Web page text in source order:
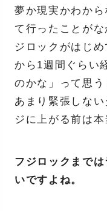
夢か現実かわか
て行ったことが
ジロックがはじ
から1週間ぐらい
のかな」って思
あまり緊張しな
ジに上がる前は本
フジロックまで
いですよね。